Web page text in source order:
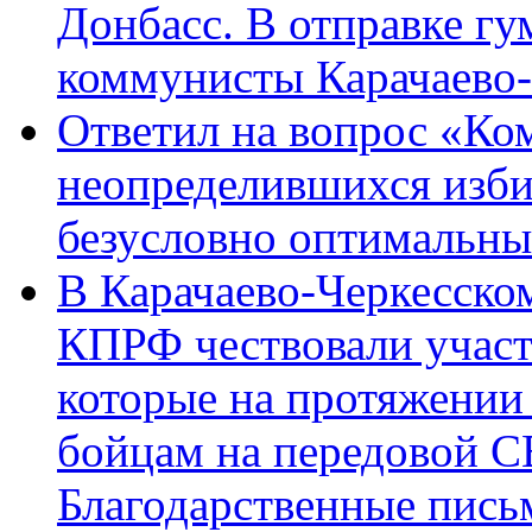
Донбасс. В отправке
коммунисты
Ответил на вопрос
неопределившихся
безусловно
В Карачаево-
КПРФ чествовали
которые на
бойцам на передовой
Благодарственные